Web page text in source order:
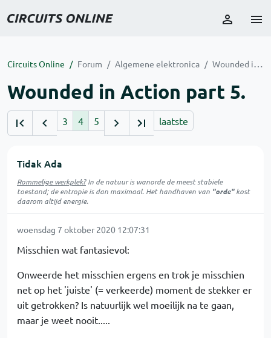
Circuits Online Forum Algemene elektronica Wounded in Action part 5.
Wounded in Action part 5.
3 4 5 laatste
Tidak Ada
Rommelige werkplek?In de natuur iswanordede meest stabiele
toestand; de entropie is dan maximaal. Het handhaven van "orde"kost
daarom altijd energie.
woensdag 7 oktober 2020 12:07:31
Misschien wat fantasievol:
Onweerde het misschien ergens en trok je misschien
net op het 'juiste' (= verkeerde) moment de stekker er
uit getrokken? Is natuurlijk wel moeilijk na te gaan,
maar je weet nooit.....